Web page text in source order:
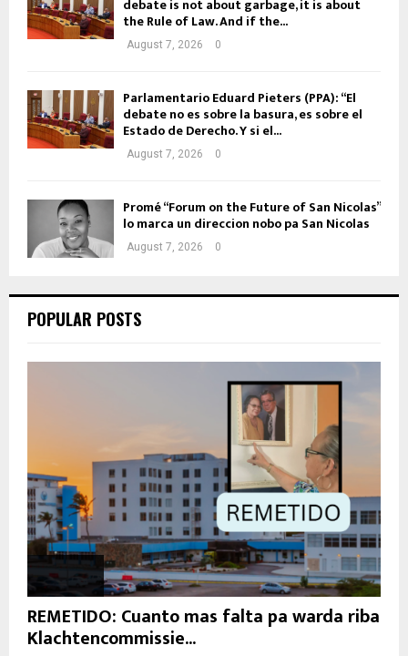
debate is not about garbage, it is about
the Rule of Law. And if the...
August 7, 2026 0
Parlamentario Eduard Pieters (PPA): “El
debate no es sobre la basura, es sobre el
Estado de Derecho. Y si el...
August 7, 2026 0
Promé “Forum on the Future of San Nicolas”
lo marca un direccion nobo pa San Nicolas
August 7, 2026 0
POPULAR POSTS
REMETIDO: Cuanto mas falta pa warda riba
Klachtencommissie...